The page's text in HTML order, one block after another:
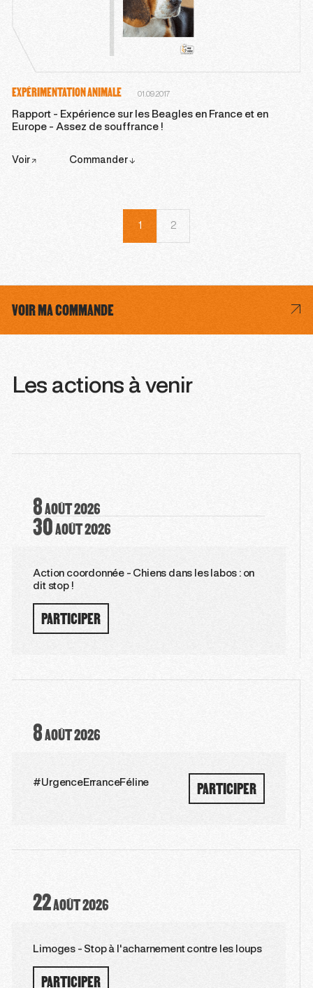
EXPÉRIMENTATION ANIMALE 01.09.2017
Rapport - Expérience sur les Beagles en France et en
Europe - Assez de souffrance !
Voir Commander
1 2
VOIR MA COMMANDE
Les actions à venir
8AOÛT2026
30AOÛT2026
Action coordonnée - Chiens dans les labos : on
dit stop !
PARTICIPER
8AOÛT2026
#UrgenceErranceFéline PARTICIPER
22AOÛT2026
Limoges - Stop à l'acharnement contre les loups
PARTICIPER